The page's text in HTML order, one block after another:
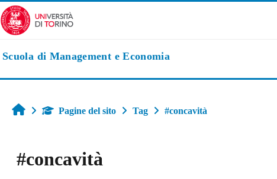
Vai al contenuto principale
Scuola di Management e Economia
HomePagine del sito Tag #concavità
#concavità